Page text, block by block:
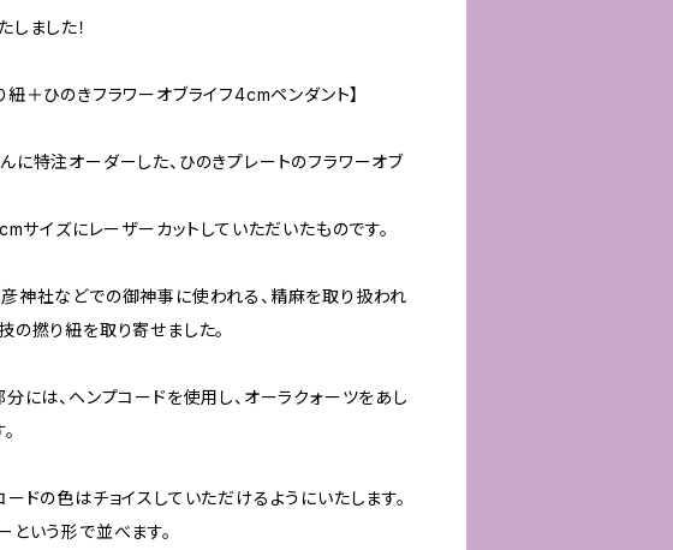
しました！
紐＋ひのきフラワーオブライフ4cmペンダント】
に特注オーダーした、ひのきプレートのフラワーオブ
サイズにレーザーカットしていただいたものです。
神社などでの御神事に使われる、精麻を取り扱われ
の撚り紐を取り寄せました。
分には、ヘンプコードを使用し、オーラクォーツをあし
ードの色はチョイスしていただけるようにいたします。
という形で並べます。